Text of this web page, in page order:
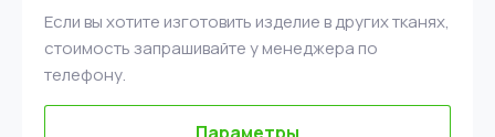
Если вы хотите изготовить изделие в других тканях,
стоимость запрашивайте у менеджера по
телефону.